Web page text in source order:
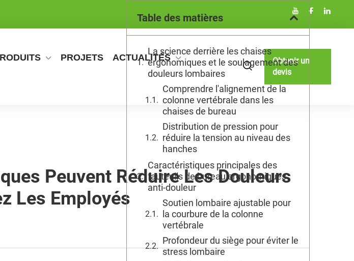
PROJETS
ACTUALITÉS
Obtenir un
devis
Peuvent Réduire Les Douleurs
Les Employés
Table des matières
La science derrière les chaises
ergonomiques et le soulagement des
douleurs lombaires
Comprendre l'alignement de la
colonne vertébrale dans les
chaises de bureau
Distribution de pression pour
réduire la tension au niveau des
hanches
Caractéristiques principales des
fauteuils de bureau ergonomiques
anti-douleur
Soutien lombaire ajustable pour
la courbure de la colonne
vertébrale
Profondeur du siège pour éviter le
stress lombaire